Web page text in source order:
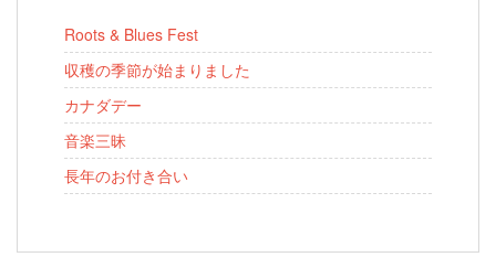
Roots & Blues Fest
収穫の季節が始まりました
カナダデー
音楽三昧
長年のお付き合い